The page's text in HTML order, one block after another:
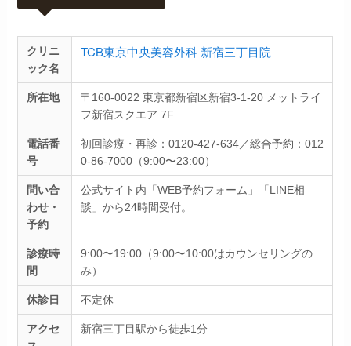
クリニ
ック名
TCB東京中央美容外科 新宿三丁目院
所在地
〒160-0022 東京都新宿区新宿3-1-20 メットライ
フ新宿スクエア 7F
電話番
号
初回診療・再診：0120-427-634／総合予約：012
0-86-7000（9:00〜23:00）
問い合
わせ・
予約
公式サイト内「WEB予約フォーム」「LINE相
談」から24時間受付。
診療時
間
9:00〜19:00（9:00〜10:00はカウンセリングの
み）
休診日 不定休
アクセ
新宿三丁目駅から徒歩1分